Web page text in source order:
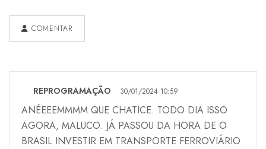
COMENTAR
REPROGRAMAÇÃO 30/01/2024 10:59
ANÉEEEMMMM QUE CHATICE. TODO DIA ISSO
AGORA, MALUCO. JÁ PASSOU DA HORA DE O
BRASIL INVESTIR EM TRANSPORTE FERROVIÁRIO.